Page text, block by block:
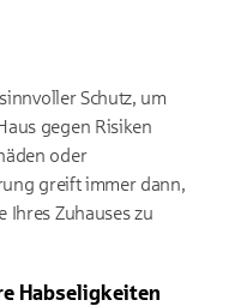
Schutz, um
gegen Risiken
oder
greift immer dann,
Ihres Zuhauses zu
Habseligkeiten